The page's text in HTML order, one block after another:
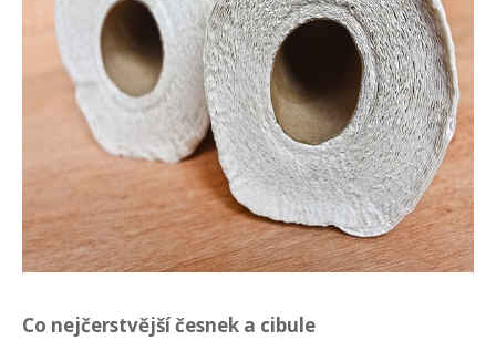
Co nejčerstvější česnek a cibule